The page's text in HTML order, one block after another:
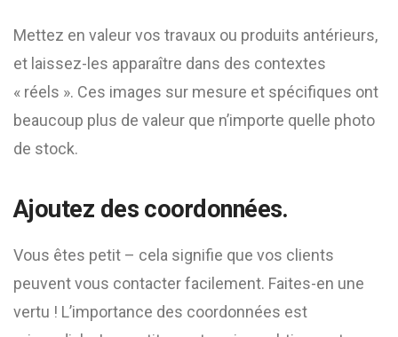
Mettez en valeur vos travaux ou produits antérieurs,
et laissez-les apparaître dans des contextes
« réels ». Ces images sur mesure et spécifiques ont
beaucoup plus de valeur que n’importe quelle photo
de stock.
Ajoutez des coordonnées.
Vous êtes petit – cela signifie que vos clients
peuvent vous contacter facilement. Faites-en une
vertu ! L’importance des coordonnées est